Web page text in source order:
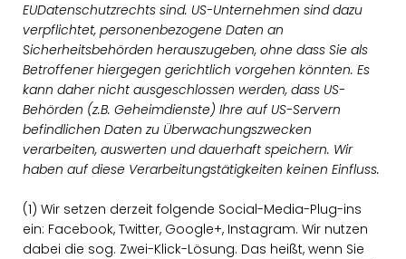
EUDatenschutzrechts sind. US-Unternehmen sind dazu
verpflichtet, personenbezogene Daten an
Sicherheitsbehörden herauszugeben, ohne dass Sie als
Betroffener hiergegen gerichtlich vorgehen könnten. Es
kann daher nicht ausgeschlossen werden, dass US-
Behörden (z.B. Geheimdienste) Ihre auf US-Servern
befindlichen Daten zu Überwachungszwecken
verarbeiten, auswerten und dauerhaft speichern. Wir
haben auf diese Verarbeitungstätigkeiten keinen Einfluss.
(1) Wir setzen derzeit folgende Social-Media-Plug-ins
ein: Facebook, Twitter, Google+, Instagram. Wir nutzen
dabei die sog. Zwei-Klick-Lösung. Das heißt, wenn Sie